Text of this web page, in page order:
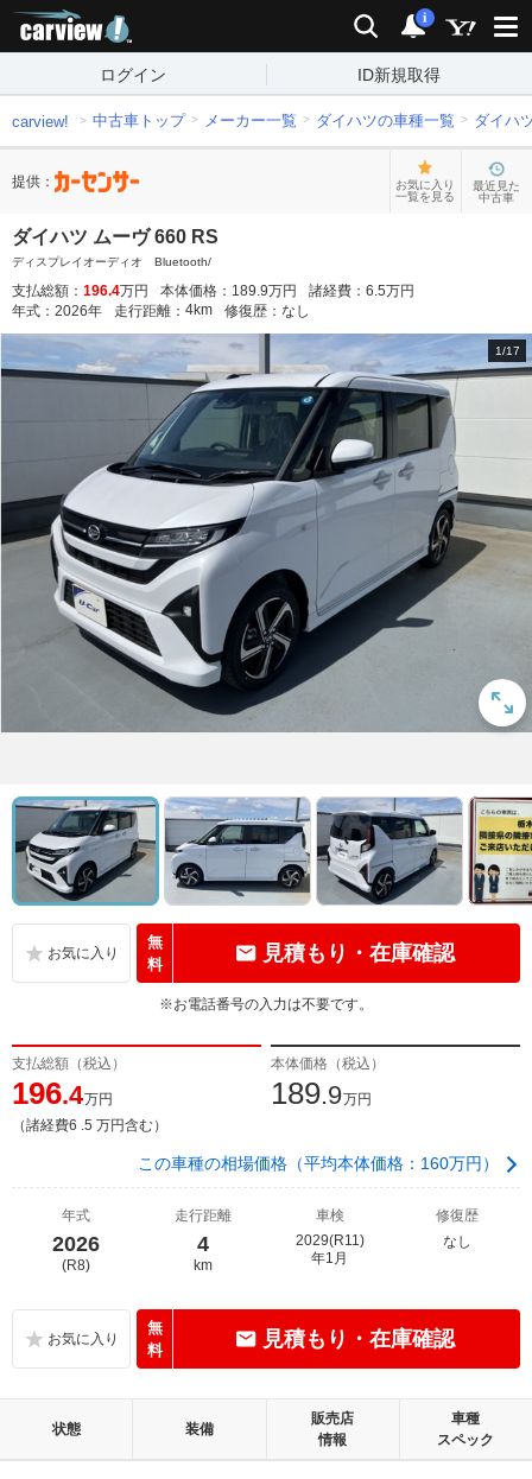
検索 通知
i
ログイン ID新規取得
carview! 中古車トップ メーカー一覧 ダイハツの車種一覧 ダイハ
提供：
お気に入り
一覧を見る
最近見た
中古車
ダイハツ ムーヴ 660 RS
ディスプレイオーディオ Bluetooth/
支払総額： 196.4万円 本体価格： 189.9万円 諸経費： 6.5万円
年式： 2026年 走行距離： 4km 修復歴： なし
1/17
無
料
見積もり・在庫確認
※お電話番号の入力は不要です。
支払総額（税込）
196.4万円
（諸経費6 .5 万円含む）
本体価格（税込）
189.9万円
この車種の相場価格（平均本体価格：160万円）
年式
2026
(R8)
走行距離
4
km
車検
2029(R11)
年1月
修復歴
なし
無
料
見積もり・在庫確認
状態 装備
販売店
情報
車種
スペック